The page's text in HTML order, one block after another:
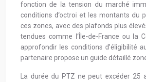
fonction de la tension du marché
conditions d’octroi et les montants du
ces zones, avec des plafonds plus
tendues comme l’Île-de-France ou la
approfondir les conditions d’éligibilité
partenaire propose un guide détaillé
La durée du PTZ ne peut excéder 25